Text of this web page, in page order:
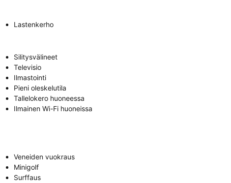
Lastenkerho
Silitysvälineet
Televisio
Ilmastointi
Pieni oleskelutila
Tallelokero huoneessa
Ilmainen Wi-Fi huoneissa
Veneiden vuokraus
Minigolf
Surffaus